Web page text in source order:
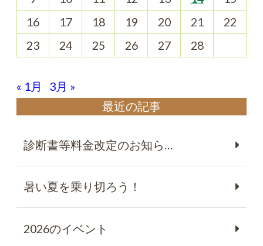
16
17 18 19 20 21
22
23
24 25 26 27 28
« 1月
3月 »
最近の記事
診断書等料金改定のお知ら…
暑い夏を乗り切ろう！
2026のイベント